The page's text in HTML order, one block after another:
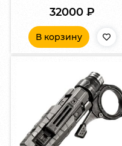
32000₽
В корзину